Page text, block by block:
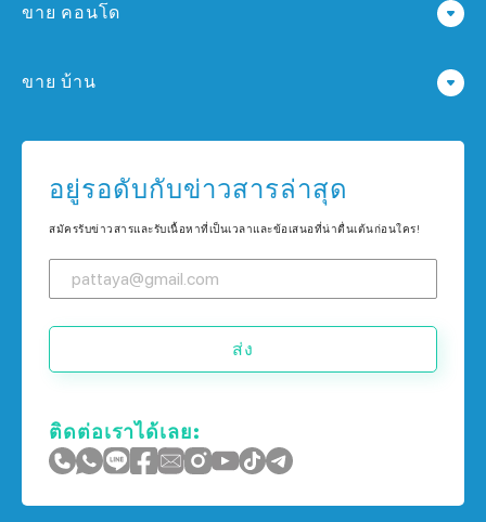
ขาย คอนโด
คอนโด ใน เกาะช้าง
คอนโด ใน ภูเก็ต
ขาย บ้าน
บ้าน ใน ภูเก็ต
อยู่รอดับกับข่าวสารล่าสุด
สมัครรับข่าวสารและรับเนื้อหาที่เป็นเวลาและข้อเสนอที่น่าตื่นเต้นก่อนใคร!
ส่ง
ติดต่อเราได้เลย: